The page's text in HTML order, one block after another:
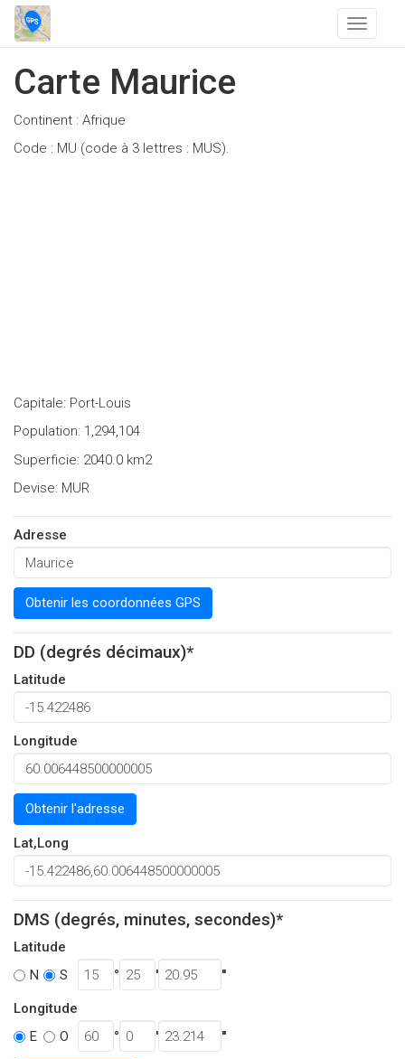
T
o
Carte Maurice
Continent : Afrique
Code : MU (code à 3 lettres : MUS).
Capitale: Port-Louis
Population: 1,294,104
Superficie: 2040.0 km2
Devise: MUR
Adresse
Obtenir les coordonnées GPS
DD (degrés décimaux)*
Latitude
Longitude
Obtenir l'adresse
Lat,Long
DMS (degrés, minutes, secondes)*
Latitude
N
S ° ' ''
Longitude
E
O ° ' ''